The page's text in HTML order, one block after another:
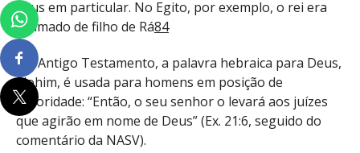
deus em particular. No Egito, por exemplo, o rei era
chamado de filho de Rá84
No Antigo Testamento, a palavra hebraica para Deus,
Elohim, é usada para homens em posição de
autoridade: “Então, o seu senhor o levará aos juízes
que agirão em nome de Deus” (Ex. 21:6, seguido do
comentário da NASV).